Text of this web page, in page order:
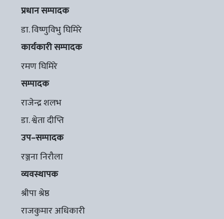
प्रधान सम्पादक
डा. विष्णुविभु घिमिरे
कार्यकारी सम्पादक
रमण घिमिरे
सम्पादक
राजेन्द्र शलभ
डा. श्वेता दीप्ति
उप–सम्पादक
रञ्जना निरौला
व्यवस्थापक
श्रीपा श्रेष्ठ
राजकुमार अधिकारी